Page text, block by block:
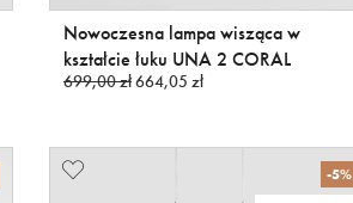
Nowoczesna lampa wisząca w
kształcie łuku UNA 2 CORAL
699,00 zł664,05 zł
-5%